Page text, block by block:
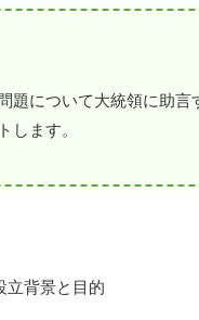
について大統領に助
します。